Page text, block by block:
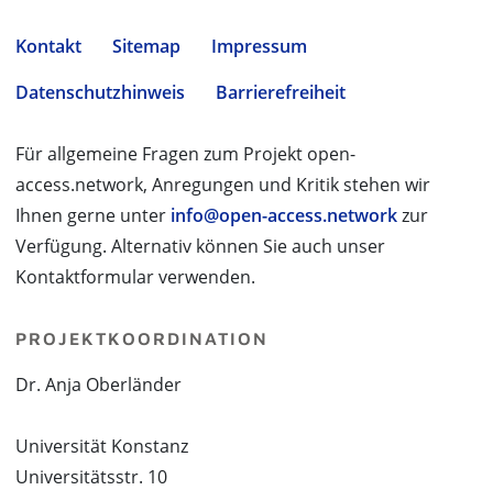
Kontakt Sitemap
Impressum
Datenschutzhinweis
Barrierefreiheit
Für allgemeine Fragen zum Projekt open-
access.network, Anregungen und Kritik stehen wir
Ihnen gerne unter info@open-access.networkzur
Verfügung. Alternativ können Sie auch unser
Kontaktformular verwenden.
PROJEKTKOORDINATION
Dr. Anja Oberländer
Universität Konstanz
Universitätsstr. 10